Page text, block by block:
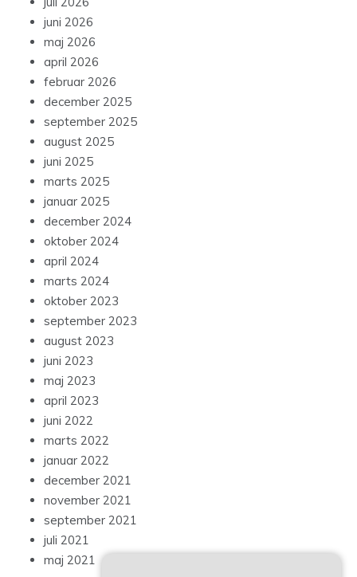
juni 2026
maj 2026
april 2026
februar 2026
december 2025
september 2025
august 2025
juni 2025
marts 2025
januar 2025
december 2024
oktober 2024
april 2024
marts 2024
oktober 2023
september 2023
august 2023
juni 2023
maj 2023
april 2023
juni 2022
marts 2022
januar 2022
december 2021
november 2021
september 2021
juli 2021
maj 2021